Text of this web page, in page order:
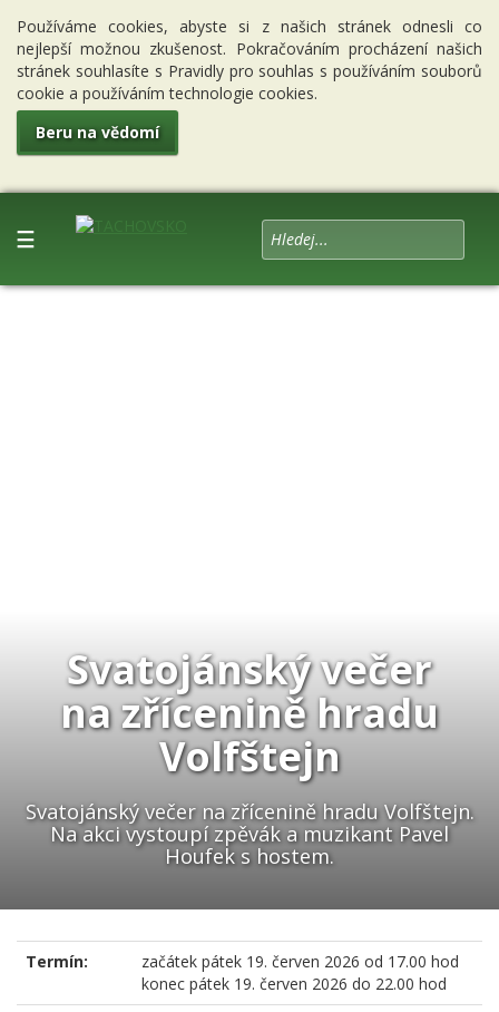
Používáme cookies, abyste si z našich stránek odnesli co
nejlepší možnou zkušenost. Pokračováním procházení našich
stránek souhlasíte s Pravidly pro souhlas s používáním souborů
cookie a používáním technologie cookies.
Beru na vědomí
☰
Svatojánský večer
na zřícenině hradu
Volfštejn
Svatojánský večer na zřícenině hradu Volfštejn.
Na akci vystoupí zpěvák a muzikant Pavel
Houfek s hostem.
Termín: začátek pátek 19. červen 2026 od 17.00 hod
konec pátek 19. červen 2026 do 22.00 hod